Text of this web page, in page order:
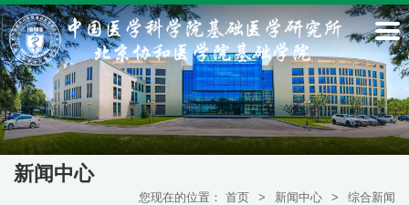
新闻中心
您现在的位置： 首页 > 新闻中心 > 综合新闻